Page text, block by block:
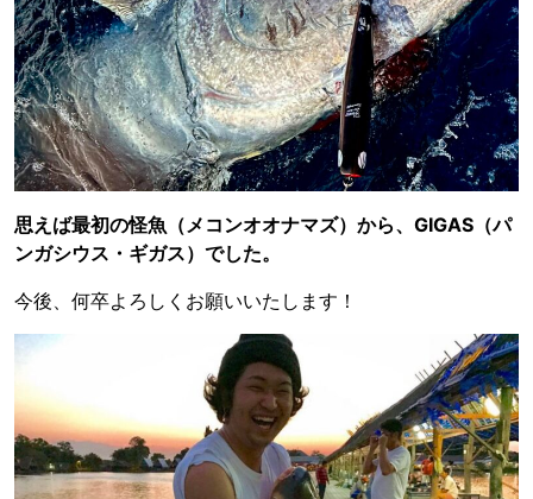
思えば最初の怪魚（メコンオオナマズ）から、GIGAS（パ
ンガシウス・ギガス）でした。
今後、何卒よろしくお願いいたします！